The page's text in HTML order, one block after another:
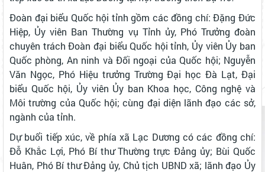
Đoàn đại biểu Quốc hội tỉnh gồm các đồng chí: Đặng Đức
Hiệp, Ủy viên Ban Thường vụ Tỉnh ủy, Phó Trưởng đoàn
chuyên trách Đoàn đại biểu Quốc hội tỉnh, Ủy viên Ủy ban
Quốc phòng, An ninh và Đối ngoại của Quốc hội; Nguyễn
Văn Ngọc, Phó Hiệu trưởng Trường Đại học Đà Lạt, Đại
biểu Quốc hội, Ủy viên Ủy ban Khoa học, Công nghệ và
Môi trường của Quốc hội; cùng đại diện lãnh đạo các sở,
ngành của tỉnh.
Dự buổi tiếp xúc, về phía xã Lạc Dương có các đồng chí:
Đỗ Khắc Lợi, Phó Bí thư Thường trực Đảng ủy; Bùi Quốc
Huân, Phó Bí thư Đảng ủy, Chủ tịch UBND xã; lãnh đạo Ủy